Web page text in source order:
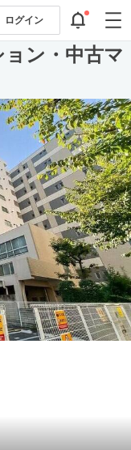
ログイン
ン・中古マ